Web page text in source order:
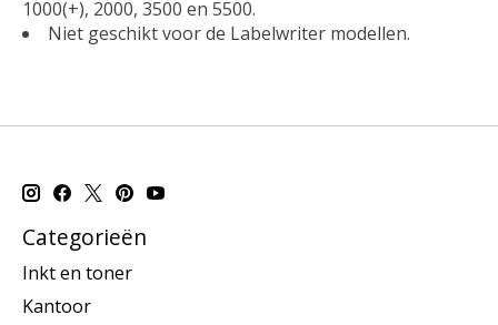
1000(+), 2000, 3500 en 5500.
Niet geschikt voor de Labelwriter modellen.
Categorieën
Inkt en toner
Kantoor